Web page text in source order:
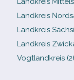
Landkreis
Landkreis
Landkreis
Vogtlandkreis